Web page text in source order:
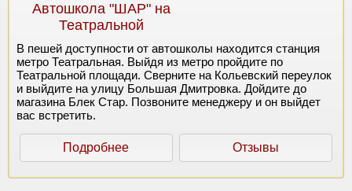
Автошкола "ШАР" на
Театральной
В пешей доступности от автошколы находится станция
метро Театральная. Выйдя из метро пройдите по
Театральной площади. Сверните на Кольевский переулок
и выйдите на улицу Большая Дмитровка. Дойдите до
магазина Блек Стар. Позвоните менеджеру и он выйдет
вас встретить.
Подробнее Отзывы